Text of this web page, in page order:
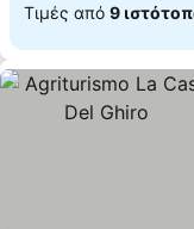
Τιμές από 9